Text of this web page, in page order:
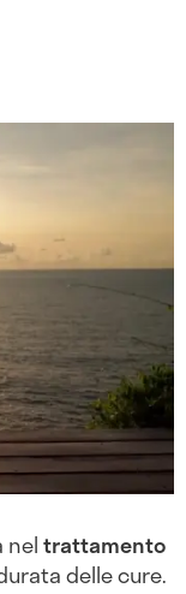
neltrattamento
delle cure.